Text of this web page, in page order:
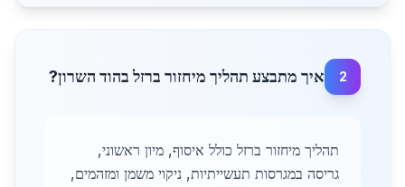
2 איך מתבצע תהליך מיחזור ברזל בהוד השרון?
תהליך מיחזור ברזל כולל איסוף, מיון ראשוני,
גריסה במגרסות תעשייתיות, ניקוי משמן ומזהמים,